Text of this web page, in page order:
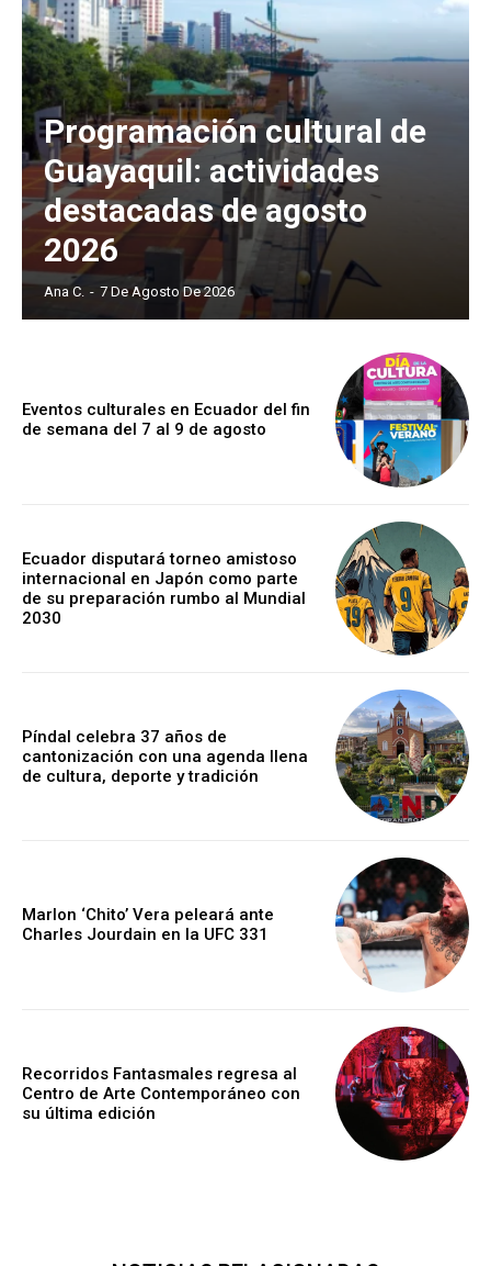
Programación cultural de
Guayaquil: actividades
destacadas de agosto
2026
Ana C. - 7 De Agosto De 2026
Eventos culturales en Ecuador del fin
de semana del 7 al 9 de agosto
Ecuador disputará torneo amistoso
internacional en Japón como parte
de su preparación rumbo al Mundial
2030
Píndal celebra 37 años de
cantonización con una agenda llena
de cultura, deporte y tradición
Marlon ‘Chito’ Vera peleará ante
Charles Jourdain en la UFC 331
Recorridos Fantasmales regresa al
Centro de Arte Contemporáneo con
su última edición